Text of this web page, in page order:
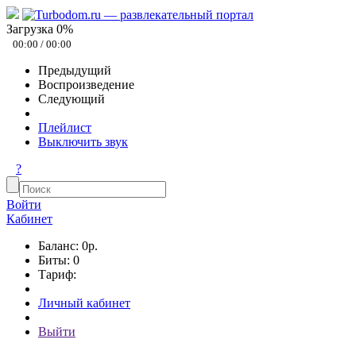
Загрузка 0%
00:00 / 00:00
Предыдущий
Воспроизведение
Следующий
Плейлист
Выключить звук
?
Войти
Кабинет
Баланс: 0р.
Биты: 0
Тариф:
Личный кабинет
Выйти